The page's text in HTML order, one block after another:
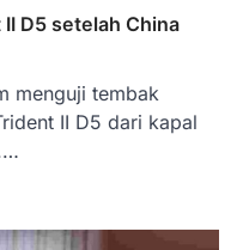
D5 setelah China
menguji tembak
II D5 dari kapal